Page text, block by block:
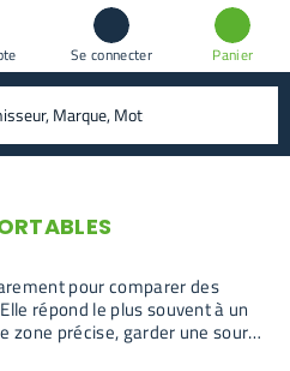
Se connecter Panier
pour comparer des
répond le plus souvent à un
zone précise, garder une source